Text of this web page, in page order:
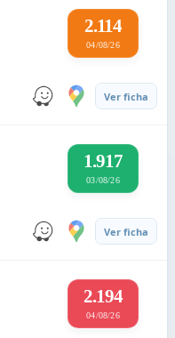
2.114
04/08/26
Ver ficha
1.917
03/08/26
Ver ficha
2.194
04/08/26